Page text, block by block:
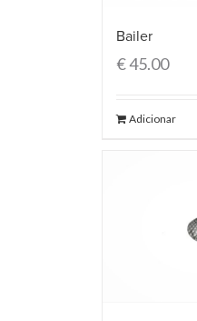
Bailer
€45.00
Adicionar